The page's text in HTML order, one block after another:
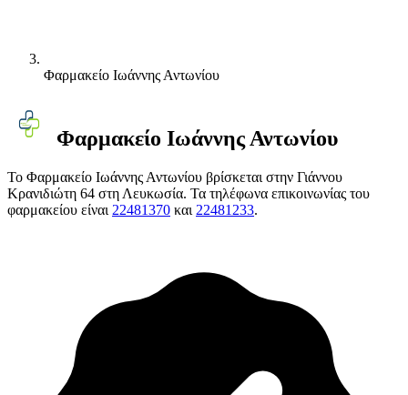
Φαρμακείο Ιωάννης Αντωνίου
Φαρμακείο Ιωάννης Αντωνίου
Το Φαρμακείο Ιωάννης Αντωνίου βρίσκεται στην Γιάννου
Κρανιδιώτη 64 στη Λευκωσία. Τα τηλέφωνα επικοινωνίας του
φαρμακείου είναι 22481370 και 22481233.